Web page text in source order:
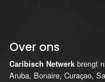
Over ons
Caribisch Netwerk brengt
Aruba, Bonaire, Curaçao,